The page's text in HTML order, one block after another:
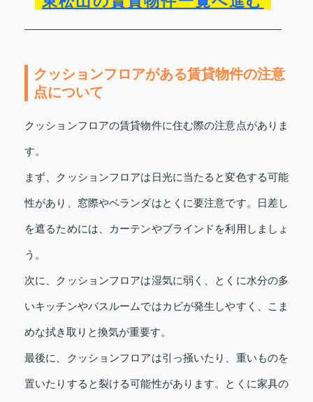
クッションフロアがある賃貸物件の注意
点について
クッションフロアの賃貸物件に住む際の注意点がありま
す。
まず、クッションフロアは日光に当たると変色する可能
性があり、窓際やベランダはとくに要注意です。日差し
を遮るためには、カーテンやブラインドを利用しましょ
う。
次に、クッションフロアは湿気に弱く、とくに水分の多
いキッチンやバスルームではカビが発生しやすく、こま
めな拭き取りと換気が重要す。
最後に、クッションフロアは引っ掻いたり、重いものを
置いたりすると裂ける可能性があります。とくに家具の